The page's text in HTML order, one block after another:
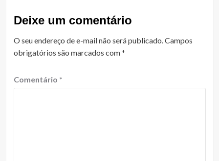
Deixe um comentário
O seu endereço de e-mail não será publicado. Campos
obrigatórios são marcados com*
Comentário *